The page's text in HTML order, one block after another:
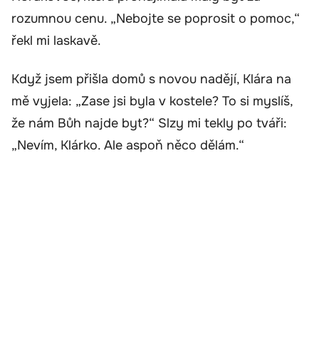
rozumnou cenu. „Nebojte se poprosit o pomoc,“
řekl mi laskavě.
Když jsem přišla domů s novou nadějí, Klára na
mě vyjela: „Zase jsi byla v kostele? To si myslíš,
že nám Bůh najde byt?“ Slzy mi tekly po tváři:
„Nevím, Klárko. Ale aspoň něco dělám.“